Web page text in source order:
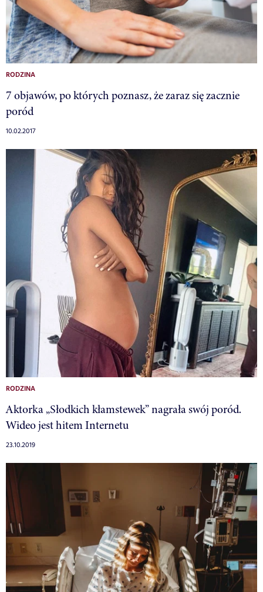
RODZINA
7 objawów, po których poznasz, że zaraz się zacznie
poród
10.02.2017
RODZINA
Aktorka „Słodkich kłamstewek” nagrała swój poród.
Wideo jest hitem Internetu
23.10.2019